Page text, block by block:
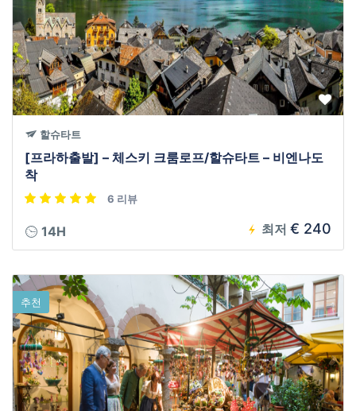
할슈타트
[프라하출발] – 체스키 크룸로프/할슈타트 – 비엔나도
착
6 리뷰
14H 최저 € 240
추천